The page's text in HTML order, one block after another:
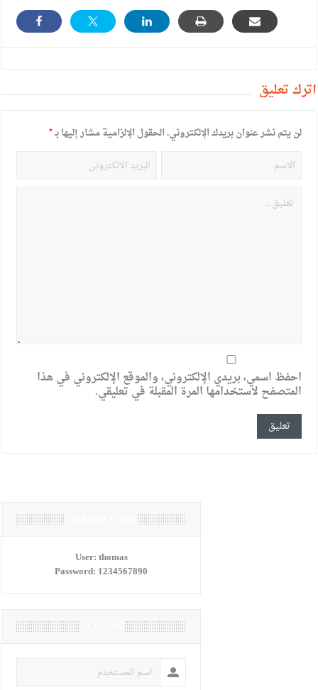
أترك تعليق
لن يتم نشر عنوان بريدك الإلكتروني.الحقول الإلزامية مشار إليها بـ*
احفظ اسمي، بريدي الإلكتروني، والموقع الإلكتروني في هذا
المتصفح لاستخدامها المرة المقبلة في تعليقي.
User:thomas
Password: 1234567890